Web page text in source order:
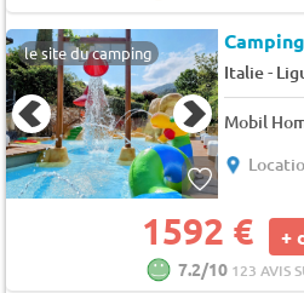
le site du camping
Italie-
Mobil
1592 € +
7.2/10 123 AVIS